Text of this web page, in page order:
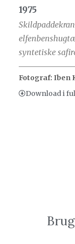
1975
syntetiske
Fotograf: Iben
Download i